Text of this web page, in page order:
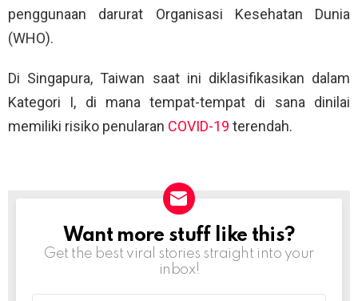
penggunaan darurat Organisasi Kesehatan Dunia
(WHO).
Di Singapura, Taiwan saat ini diklasifikasikan dalam
Kategori I, di mana tempat-tempat di sana dinilai
memiliki risiko penularan COVID-19 terendah.
NEWSLETTER
Want more stuff like this?
Get the best viral stories straight into your
inbox!